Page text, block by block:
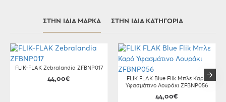
ΣΤΗΝ ΊΔΙΑ ΜΆΡΚΑ ΣΤΗΝ ΊΔΙΑ ΚΑΤΗΓΟΡΊΑ
FLIK-FLAK Zebralandia ZFBNP017
44,00€
FLIK FLAK Blue Flik Μπλε Καρό
Υφασμάτινο Λουράκι ZFBNP056
44,00€